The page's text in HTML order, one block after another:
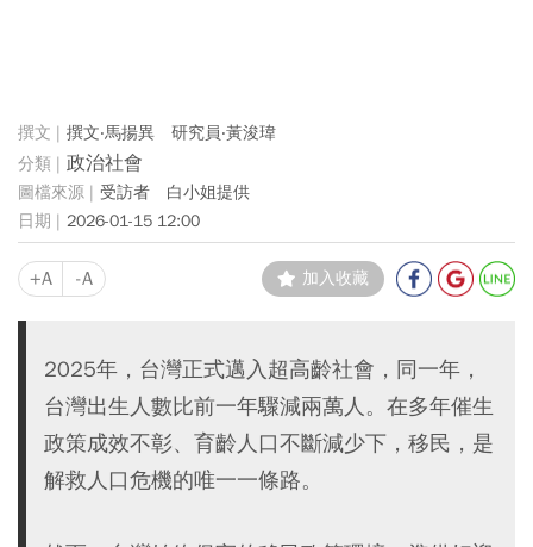
撰文‧馬揚異 研究員‧黃浚瑋
政治社會
受訪者 白小姐提供
2026-01-15 12:00
+A -A 加入收藏
2025年，台灣正式邁入超高齡社會，同一年，
台灣出生人數比前一年驟減兩萬人。在多年催生
政策成效不彰、育齡人口不斷減少下，移民，是
解救人口危機的唯一一條路。